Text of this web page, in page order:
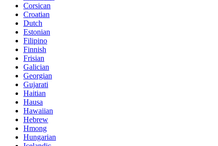
Corsican
Croatian
Dutch
Estonian
Filipino
Finnish
Frisian
Galician
Georgian
Gujarati
Haitian
Hausa
Hawaiian
Hebrew
Hmong
Hungarian